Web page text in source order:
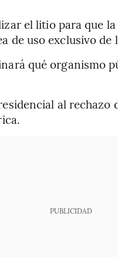
el litio para que
de uso exclusivo de
qué organismo
al rechazo
PUBLICIDAD